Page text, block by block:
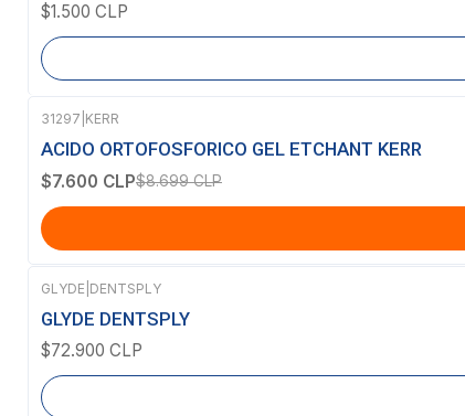
$1.500 CLP
-13%OFF
31297 KERR
ACIDO ORTOFOSFORICO GEL ETCHANT KERR
$7.600 CLP$8.699 CLP
Agotado
GLYDE DENTSPLY
GLYDE DENTSPLY
$72.900 CLP